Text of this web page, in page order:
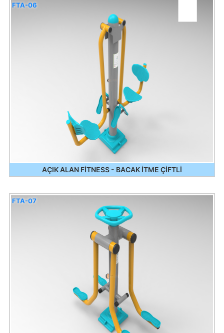
AÇIK ALAN FİTNESS - BACAK İTME ÇİFTLİ
FTA-06
FTA-07